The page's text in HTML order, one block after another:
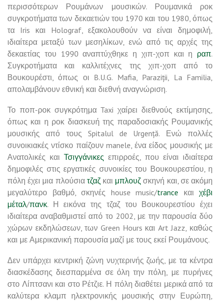
περισσότερων Ρουμάνων μουσικών. Ρουμανικά ροκ
συγκροτήματα των δεκαετιών του 1970 και του 1980, όπως
τα Iris και Holograf, εξακολουθούν να είναι δημοφιλή,
ιδιαίτερα μεταξύ των μεσηλίκων, ενώ από τις αρχές της
δεκαετίας του 1990 αναπτύχθηκε η χιπ-χοπ και η ραπ.
Συγκροτήματα και καλλιτέχνες της χιπ-χοπ από το
Βουκουρέστι, όπως οι B.U.G. Mafia, Paraziții, La Familia,
απολαμβάνουν εθνική και διεθνή αναγνώριση.
Το ποπ-ροκ συγκρότημα Taxi χαίρει διεθνούς εκτίμησης,
όπως και η ροκ διασκευή της παραδοσιακής Ρουμανικής
μουσικής από τους Spitalul de Urgență. Ενώ πολλές
συνοικιακές ντίσκο παίζουν manele, ένα είδος μουσικής με
Ανατολικές και Τσιγγάνικες επιρροές, που είναι ιδιαίτερα
δημοφιλές στις εργατικές συνοικίες του Βουκουρεστίου, η
πόλη έχει μια πλούσια τζαζκαι μπλουζ σκηνή και, σε ακόμη
μεγαλύτερο βαθμό, σκηνές house music/trance και χέβι
μέταλ/πανκ. Η εικόνα της τζαζ του Βουκουρεστίου έχει
ιδιαίτερα αναβαθμιστεί από το 2002, με την παρουσία δύο
χώρων εκδηλώσεων, των Green Hours και Art Jazz, καθώς
και με Αμερικανική παρουσία μαζί με τους εκεί Ρουμάνους.
Δεν υπάρχει κεντρική ζώνη νυχτερινής ζωής, με τα κέντρα
διασκέδασης διεσπαρμένα σε όλη την πόλη, με πυρήνες
στο Λίπτσανι και στο Ρέτζιε. Η πόλη διαθέτει μερικά από τα
καλύτερα κλαμπ ηλεκτρονικής μουσικής στην Ευρώπη,